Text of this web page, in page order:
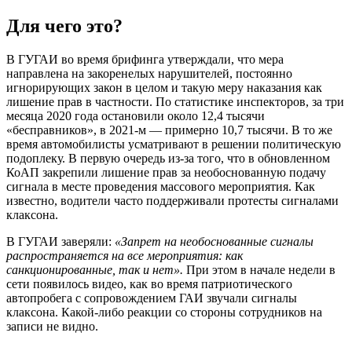
Для чего это?
В ГУГАИ во время брифинга утверждали, что мера
направлена на закоренелых нарушителей, постоянно
игнорирующих закон в целом и такую меру наказания как
лишение прав в частности. По статистике инспекторов, за три
месяца 2020 года остановили около 12,4 тысячи
«бесправников», в 2021-м — примерно 10,7 тысячи. В то же
время автомобилисты усматривают в решении политическую
подоплеку. В первую очередь из-за того, что в обновленном
КоАП закрепили лишение прав за необоснованную подачу
сигнала в месте проведения массового мероприятия. Как
известно, водители часто поддерживали протесты сигналами
клаксона.
В ГУГАИ заверяли: «Запрет на необоснованные сигналы
распространяется на все мероприятия: как
санкционированные, так и нет». При этом в начале недели в
сети появилось видео, как во время патриотического
автопробега с сопровождением ГАИ звучали сигналы
клаксона. Какой-либо реакции со стороны сотрудников на
записи не видно.